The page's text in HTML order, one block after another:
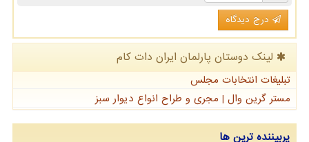
درج دیدگاه
لینک دوستان پارلمان ایران دات كام
تبلیغات انتخابات مجلس
مستر گرین وال | مجری و طراح انواع دیوار سبز
پربیننده ترین ها